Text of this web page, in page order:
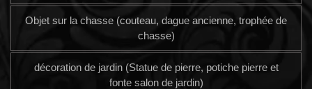
Objet sur la chasse (couteau, dague ancienne, trophée de
chasse)
décoration de jardin (Statue de pierre, potiche pierre et
fonte salon de jardin)